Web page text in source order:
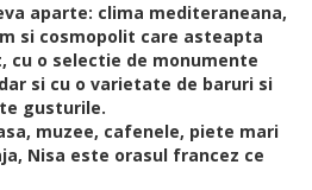
aparte: clima mediteraneana,
si cosmopolit care asteapta
cu o selectie de monumente
si cu o varietate de baruri si
gusturile.
muzee, cafenele, piete mari
Nisa este orasul francez ce